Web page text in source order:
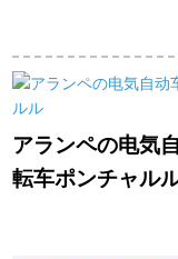
す。二人の傘を振る
ってください。经典
ビジネ伞3311 Eが5つ
の_になりました。
アランペの电気
転车ポンチャル